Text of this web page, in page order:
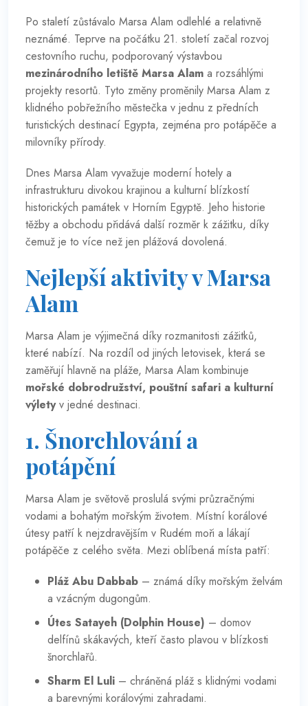
Po staletí zůstávalo Marsa Alam odlehlé a relativně
neznámé. Teprve na počátku 21. století začal rozvoj
cestovního ruchu, podporovaný výstavbou
mezinárodního letiště Marsa Alam a rozsáhlými
projekty resortů. Tyto změny proměnily Marsa Alam z
klidného pobřežního městečka v jednu z předních
turistických destinací Egypta, zejména pro potápěče a
milovníky přírody.
Dnes Marsa Alam vyvažuje moderní hotely a
infrastrukturu divokou krajinou a kulturní blízkostí
historických památek v Horním Egyptě. Jeho historie
těžby a obchodu přidává další rozměr k zážitku, díky
čemuž je to více než jen plážová dovolená.
Nejlepší aktivity v Marsa
Alam
Marsa Alam je výjimečná díky rozmanitosti zážitků,
které nabízí. Na rozdíl od jiných letovisek, která se
zaměřují hlavně na pláže, Marsa Alam kombinuje
mořské dobrodružství, pouštní safari a kulturní
výletyv jedné destinaci.
1. Šnorchlování a
potápění
Marsa Alam je světově proslulá svými průzračnými
vodami a bohatým mořským životem. Místní korálové
útesy patří k nejzdravějším v Rudém moři a lákají
potápěče z celého světa. Mezi oblíbená místa patří:
Pláž Abu Dabbab – známá díky mořským želvám
a vzácným dugongům.
Útes Satayeh (Dolphin House) – domov
delfínů skákavých, kteří často plavou v blízkosti
šnorchlařů.
Sharm El Luli – chráněná pláž s klidnými vodami
a barevnými korálovými zahradami.